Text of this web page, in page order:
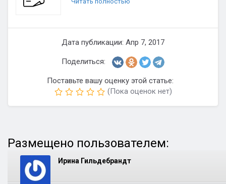
Дата публикации: Апр 7, 2017
Поделиться:
Поставьте вашу оценку этой статье:
(Пока оценок нет)
Размещено пользователем:
Ирина Гильдебрандт